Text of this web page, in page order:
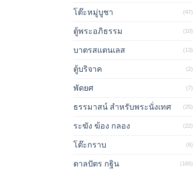
โต๊ะหมู่บูชา (47)
ตู้พระอภิธรรม (10)
บาตรสแตนเลส (13)
ตู้บริจาค (2)
พัดยศ (7)
ธรรมาสน์ สำหรับพระนั่งเทศ (25)
ระฆัง ฆ้อง กลอง (22)
โต๊ะกราบ (6)
ตาลปัตร กฐิน (165)